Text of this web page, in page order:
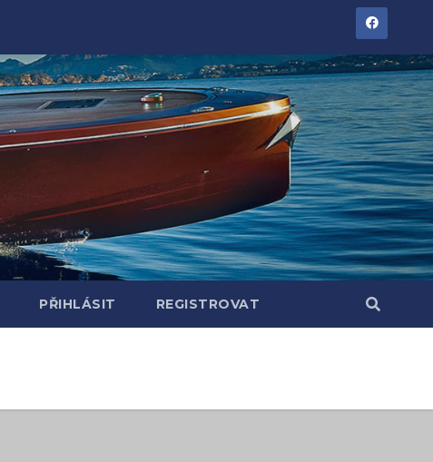
PŘIHLÁSIT REGISTROVAT